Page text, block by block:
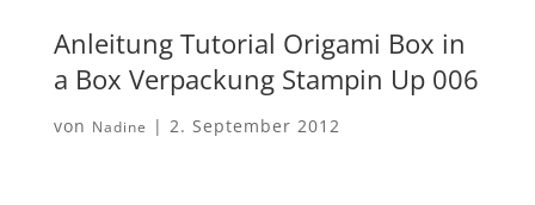
Anleitung Tutorial Origami Box in
a Box Verpackung Stampin Up 006
von Nadine | 2. September 2012